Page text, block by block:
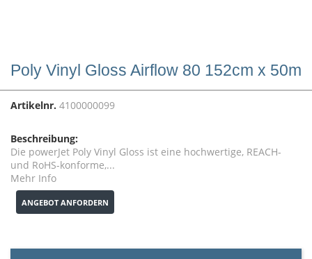
Poly Vinyl Gloss Airflow 80 152cm x 50m
Artikelnr. 4100000099
Beschreibung:
Die powerJet Poly Vinyl Gloss ist eine hochwertige, REACH-
und RoHS-konforme,...
Mehr Info
ANGEBOT ANFORDERN